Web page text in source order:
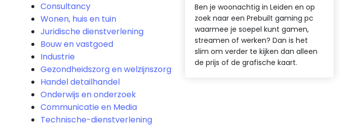
Consultancy
Wonen, huis en tuin
Juridische dienstverlening
Bouw en vastgoed
Industrie
Gezondheidszorg en welzijnszorg
Handel detailhandel
Onderwijs en onderzoek
Communicatie en Media
Technische-dienstverlening
Ben je woonachtig in Leiden en op
zoek naar een Prebuilt gaming pc
waarmee je soepel kunt gamen,
streamen of werken? Dan is het
slim om verder te kijken dan alleen
de prijs of de grafische kaart.